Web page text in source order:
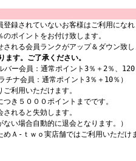
録されていないお客様はご利用になれ
ポイントをお付け致します。
れる会員ランクがアップ＆ダウン致し
す。ご了承ください。
ー会員：通常ポイント3％＋2％、
ナ会員：通常ポイント3％＋10％）
利用いただけます。
き５０００ポイントまでです。
れると失効します。
い場合自動的に退会となります。）
Ａ-ｔｗｏ実店舗ではご利用いただけ